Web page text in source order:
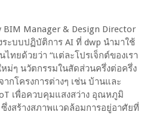
Manager & Design Director
ะบบปฏิบัติการ AI ที่ dwp นำมาใช้
ทยด้วยว่า “แต่ละโปรเจ็กต์ของเรา
ม่ๆ นวัตกรรมในสัดส่วนครึ่งต่อครึ่ง
กโครงการต่างๆ เช่น บ้านและ
เพื่อควบคุมแสงสว่าง อุณหภูมิ
งสร้างสภาพแวดล้อมการอยู่อาศัยที่